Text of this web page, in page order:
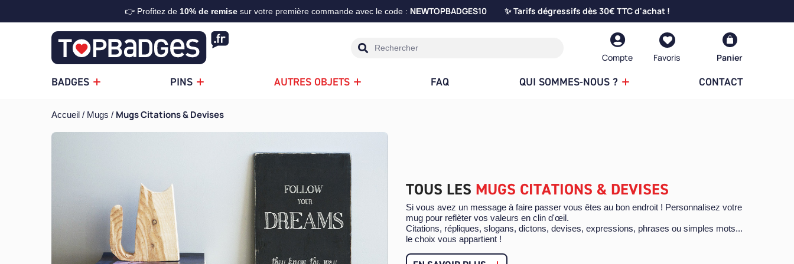
👉 Profitez de 10% de remisesur votre première commande avec le code : NEWTOPBADGES10 ✨ Tarifs dégressifs dès 30€ TTC d'achat !
Compte
BADGES PINS AUTRES OBJETS FAQ QUI SOMMES-NOUS ? CONTACT
Panier
Accueil Mugs Mugs Citations & Devises
TOUS LES MUGS CITATIONS & DEVISES
Si vous avez un message à faire passer vous êtes au bon endroit ! Personnalisez votre
mug pour reflèter vos valeurs en clin d'œil.
Citations, répliques, slogans, dictons, devises, expressions, phrases ou simples mots...
le choix vous appartient !